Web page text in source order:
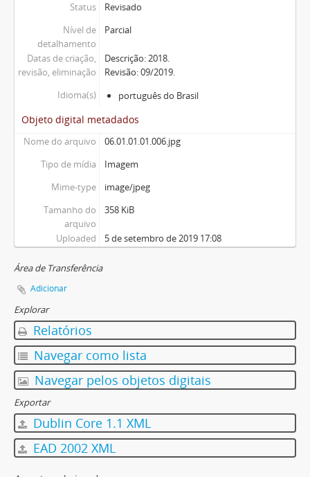
Status
Revisado
Nível de
detalhamento
Parcial
Datas de criação,
revisão, eliminação
Descrição: 2018.
Revisão: 09/2019.
Idioma(s)
português do Brasil
Objeto digital metadados
Nome do arquivo
06.01.01.01.006.jpg
Tipo de mídia
Imagem
Mime-type
image/jpeg
Tamanho do
arquivo
358 KiB
Uploaded 5 de setembro de 2019 17:08
Área de Transferência
Adicionar
Explorar
Relatórios
Navegar como lista
Navegar pelos objetos digitais
Exportar
Dublin Core 1.1 XML
EAD 2002 XML